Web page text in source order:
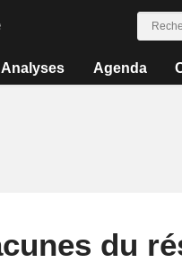
Analyses Agenda
du